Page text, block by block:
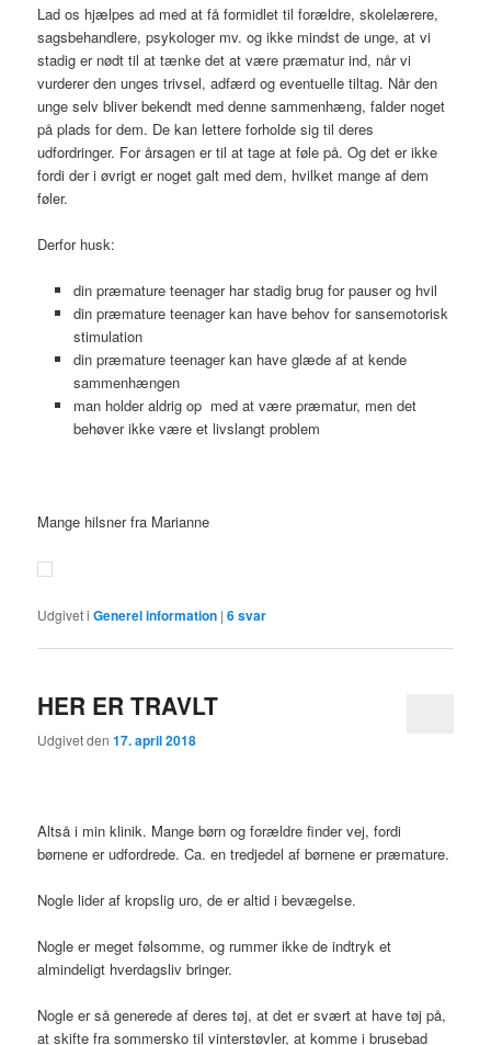
Lad os hjælpes ad med at få formidlet til forældre, skolelærere,
sagsbehandlere, psykologer mv. og ikke mindst de unge, at vi
stadig er nødt til at tænke det at være præmatur ind, når vi
vurderer den unges trivsel, adfærd og eventuelle tiltag. Når den
unge selv bliver bekendt med denne sammenhæng, falder noget
på plads for dem. De kan lettere forholde sig til deres
udfordringer. For årsagen er til at tage at føle på. Og det er ikke
fordi der i øvrigt er noget galt med dem, hvilket mange af dem
føler.
Derfor husk:
din præmature teenager har stadig brug for pauser og hvil
din præmature teenager kan have behov for sansemotorisk
stimulation
din præmature teenager kan have glæde af at kende
sammenhængen
man holder aldrig op med at være præmatur, men det
behøver ikke være et livslangt problem
Mange hilsner fra Marianne
Udgivet i Generel information |6svar
HER ER TRAVLT
Udgivet den17. april 2018
Altså i min klinik. Mange børn og forældre finder vej, fordi
børnene er udfordrede. Ca. en tredjedel af børnene er præmature.
Nogle lider af kropslig uro, de er altid i bevægelse.
Nogle er meget følsomme, og rummer ikke de indtryk et
almindeligt hverdagsliv bringer.
Nogle er så generede af deres tøj, at det er svært at have tøj på,
at skifte fra sommersko til vinterstøvler, at komme i brusebad